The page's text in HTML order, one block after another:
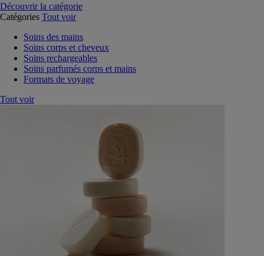
Découvrir la catégorie
Catégories Tout voir
Soins des mains
Soins corps et cheveux
Soins rechargeables
Soins parfumés corps et mains
Formats de voyage
Tout voir